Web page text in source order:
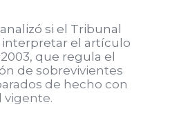
si el Tribunal
el artículo
que regula el
de sobrevivientes
de hecho con
vigente.